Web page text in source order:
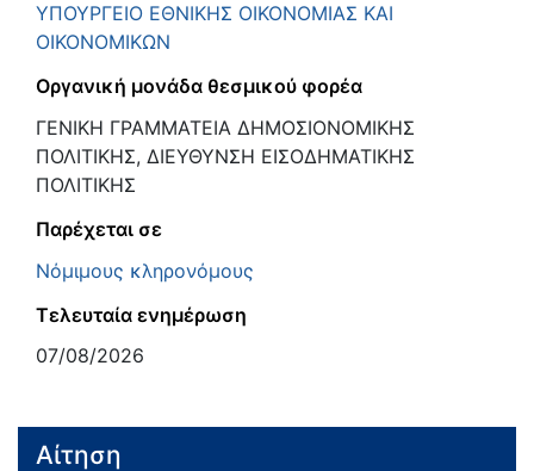
ΥΠΟΥΡΓΕΙΟ ΕΘΝΙΚΗΣ ΟΙΚΟΝΟΜΙΑΣ ΚΑΙ
ΟΙΚΟΝΟΜΙΚΩΝ
Οργανική μονάδα θεσμικού φορέα
ΓΕΝΙΚΗ ΓΡΑΜΜΑΤΕΙΑ ΔΗΜΟΣΙΟΝΟΜΙΚΗΣ
ΠΟΛΙΤΙΚΗΣ, ΔΙΕΥΘΥΝΣΗ ΕΙΣΟΔΗΜΑΤΙΚΗΣ
ΠΟΛΙΤΙΚΗΣ
Παρέχεται σε
Νόμιμους κληρονόμους
Τελευταία ενημέρωση
07/08/2026
Αίτηση